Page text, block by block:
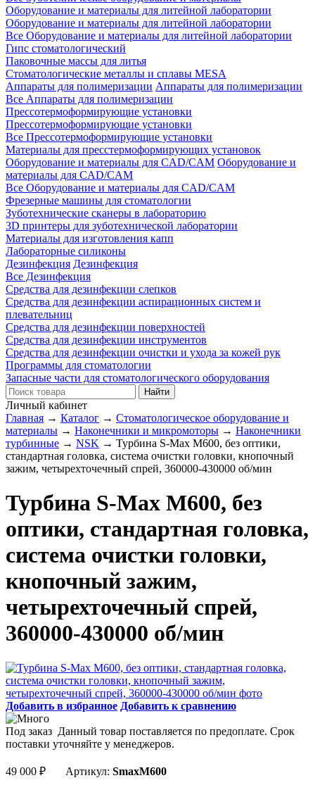
Оборудование и материалы для литейной лаборатории
Оборудование и материалы для литейной лаборатории
Все Оборудование и материалы для литейной лаборатории
Гипс стоматологический
Паковочные массы для литья
Стоматологические металлы и сплавы MESA
Аппараты для полимеризации Аппараты для полимеризации
Все Аппараты для полимеризации
Прессотермоформирующие установки
Прессотермоформирующие установки
Все Прессотермоформирующие установки
Материалы для пресстермоформирующих установок
Оборудование и материалы для CAD/CAM Оборудование и
материалы для CAD/CAM
Все Оборудование и материалы для CAD/CAM
Фрезерные машины для стоматологии
Зуботехнические сканеры в лабораторию
3D принтеры для зуботехнической лаборатории
Материалы для изготовления капп
Лабораторные силиконы
Дезинфекция Дезинфекция
Все Дезинфекция
Средства для дезинфекции слепков
Средства для дезинфекции аспирационных систем и
плевательниц
Средства для дезинфекции поверхностей
Средства для дезинфекции инструментов
Средства для дезинфекции очистки и ухода за кожей рук
Программы для стоматологии
Запасные части для стоматологического оборудования
Личный кабинет
Главная → Каталог → Стоматологическое оборудование и
материалы → Наконечники и микромоторы → Наконечники
турбинные → NSK → Турбина S-Max M600, без оптики,
стандартная головка, система очистки головки, кнопочный
зажим, четырехточечный спрей, 360000-430000 об/мин
Турбина S-Max M600, без
оптики, стандартная головка,
система очистки головки,
кнопочный зажим,
четырехточечный спрей,
360000-430000 об/мин
Добавить в избранное Добавить к сравнению
Под заказ Данный товар поставляется по предоплате. Срок
поставки уточняйте у менеджеров.
49 000 ₽ Артикул: SmaxM600